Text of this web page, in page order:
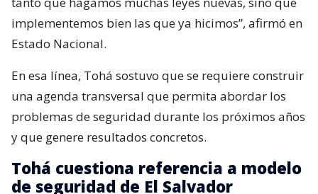
implementemos bien las que ya hicimos”, afirmó en
Estado Nacional.
En esa línea, Tohá sostuvo que se requiere construir
una agenda transversal que permita abordar los
problemas de seguridad durante los próximos años
y que genere resultados concretos.
Tohá cuestiona referencia a modelo
de seguridad de El Salvador